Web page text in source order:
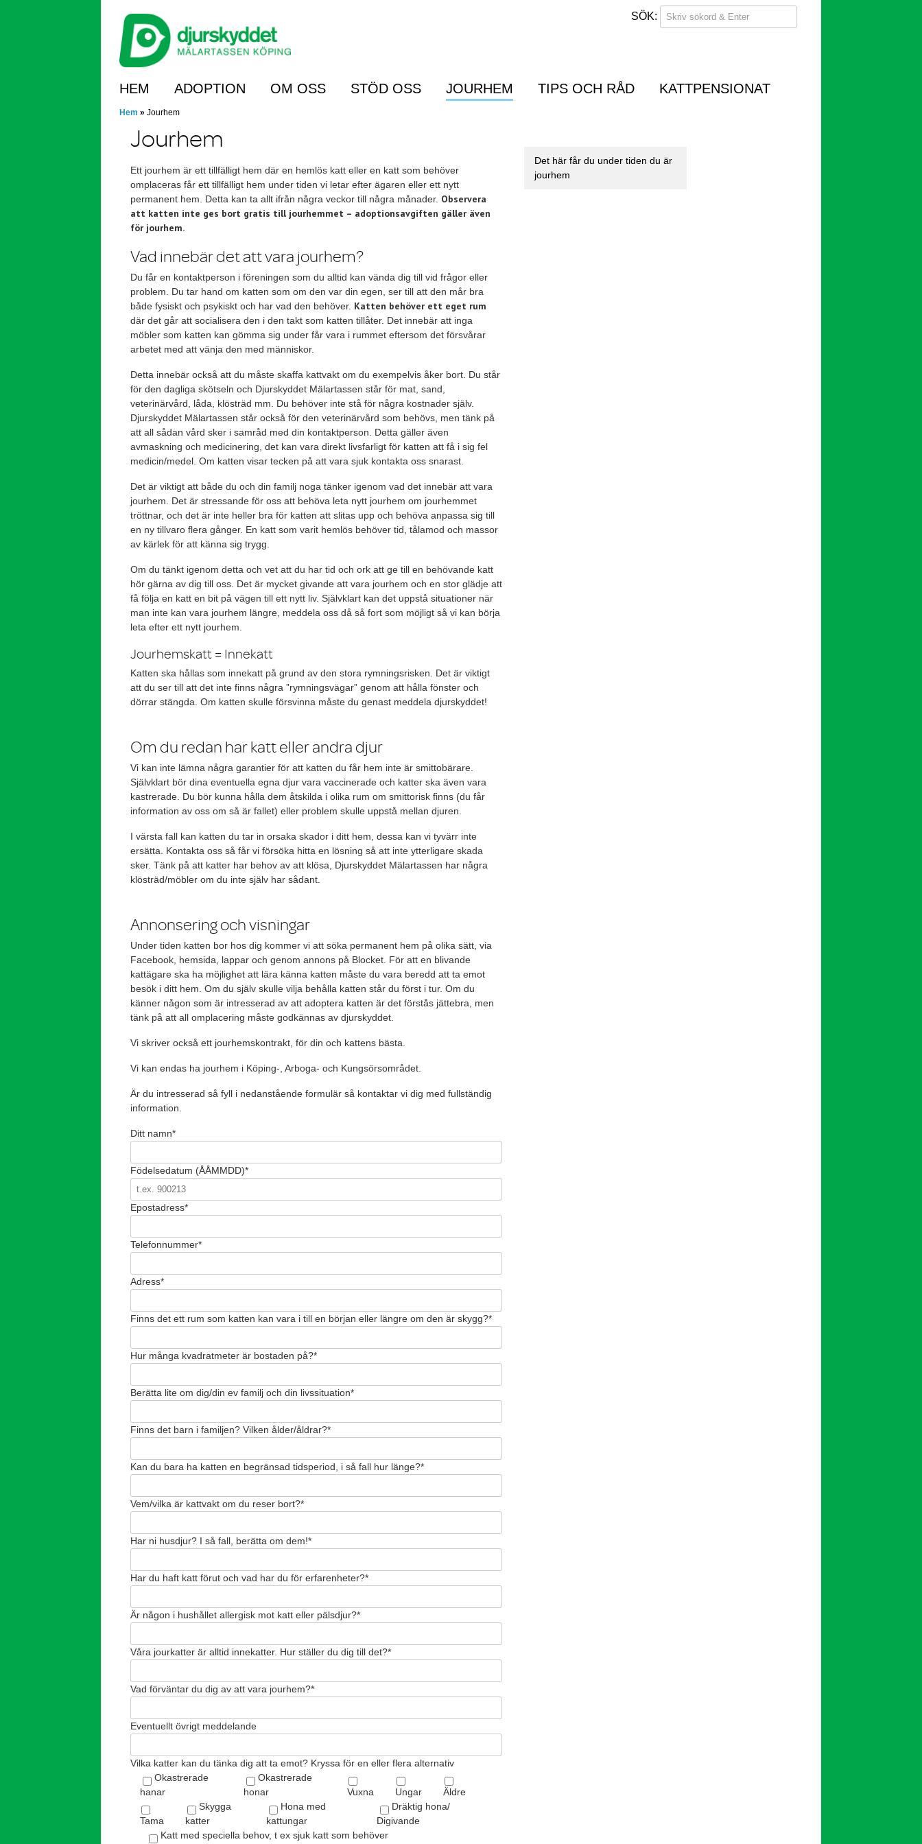
Menu
Skip to content
HEM ADOPTION OM OSS STÖD OSS JOURHEM TIPS OCH RÅD KATTPENSIONAT
Hem » Jourhem
Jourhem
Ett jourhem är ett tillfälligt hem där en hemlös katt eller en katt som behöver
omplaceras får ett tillfälligt hem under tiden vi letar efter ägaren eller ett nytt
permanent hem. Detta kan ta allt ifrån några veckor till några månader. Observera
att katten inte ges bort gratis till jourhemmet – adoptionsavgiften gäller även
för jourhem.
Vad innebär det att vara jourhem?
Du får en kontaktperson i föreningen som du alltid kan vända dig till vid frågor eller
problem. Du tar hand om katten som om den var din egen, ser till att den mår bra
både fysiskt och psykiskt och har vad den behöver. Katten behöver ett eget rum
där det går att socialisera den i den takt som katten tillåter. Det innebär att inga
möbler som katten kan gömma sig under får vara i rummet eftersom det försvårar
arbetet med att vänja den med människor.
Detta innebär också att du måste skaffa kattvakt om du exempelvis åker bort. Du står
för den dagliga skötseln och Djurskyddet Mälartassen står för mat, sand,
veterinärvård, låda, klösträd mm. Du behöver inte stå för några kostnader själv.
Djurskyddet Mälartassen står också för den veterinärvård som behövs, men tänk på
att all sådan vård sker i samråd med din kontaktperson. Detta gäller även
avmaskning och medicinering, det kan vara direkt livsfarligt för katten att få i sig fel
medicin/medel. Om katten visar tecken på att vara sjuk kontakta oss snarast.
Det är viktigt att både du och din familj noga tänker igenom vad det innebär att vara
jourhem. Det är stressande för oss att behöva leta nytt jourhem om jourhemmet
tröttnar, och det är inte heller bra för katten att slitas upp och behöva anpassa sig till
en ny tillvaro flera gånger. En katt som varit hemlös behöver tid, tålamod och massor
av kärlek för att känna sig trygg.
Om du tänkt igenom detta och vet att du har tid och ork att ge till en behövande katt
hör gärna av dig till oss. Det är mycket givande att vara jourhem och en stor glädje att
få följa en katt en bit på vägen till ett nytt liv. Självklart kan det uppstå situationer när
man inte kan vara jourhem längre, meddela oss då så fort som möjligt så vi kan börja
leta efter ett nytt jourhem.
Jourhemskatt = Innekatt
Katten ska hållas som innekatt på grund av den stora rymningsrisken. Det är viktigt
att du ser till att det inte finns några ”rymningsvägar” genom att hålla fönster och
dörrar stängda. Om katten skulle försvinna måste du genast meddela djurskyddet!
Om du redan har katt eller andra djur
Vi kan inte lämna några garantier för att katten du får hem inte är smittobärare.
Självklart bör dina eventuella egna djur vara vaccinerade och katter ska även vara
kastrerade. Du bör kunna hålla dem åtskilda i olika rum om smittorisk finns (du får
information av oss om så är fallet) eller problem skulle uppstå mellan djuren.
I värsta fall kan katten du tar in orsaka skador i ditt hem, dessa kan vi tyvärr inte
ersätta. Kontakta oss så får vi försöka hitta en lösning så att inte ytterligare skada
sker. Tänk på att katter har behov av att klösa, Djurskyddet Mälartassen har några
klösträd/möbler om du inte själv har sådant.
Annonsering och visningar
Under tiden katten bor hos dig kommer vi att söka permanent hem på olika sätt, via
Facebook, hemsida, lappar och genom annons på Blocket. För att en blivande
kattägare ska ha möjlighet att lära känna katten måste du vara beredd att ta emot
besök i ditt hem. Om du själv skulle vilja behålla katten står du först i tur. Om du
känner någon som är intresserad av att adoptera katten är det förstås jättebra, men
tänk på att all omplacering måste godkännas av djurskyddet.
Vi skriver också ett jourhemskontrakt, för din och kattens bästa.
Vi kan endas ha jourhem i Köping-, Arboga- och Kungsörsområdet.
Är du intresserad så fyll i nedanstående formulär så kontaktar vi dig med fullständig
information.
Ditt namn*
Födelsedatum (ÅÅMMDD)*
Epostadress*
Telefonnummer*
Adress*
Finns det ett rum som katten kan vara i till en början eller längre om den är skygg?*
Hur många kvadratmeter är bostaden på?*
Berätta lite om dig/din ev familj och din livssituation*
Finns det barn i familjen? Vilken ålder/åldrar?*
Kan du bara ha katten en begränsad tidsperiod, i så fall hur länge?*
Vem/vilka är kattvakt om du reser bort?*
Har ni husdjur? I så fall, berätta om dem!*
Har du haft katt förut och vad har du för erfarenheter?*
Är någon i hushållet allergisk mot katt eller pälsdjur?*
Våra jourkatter är alltid innekatter. Hur ställer du dig till det?*
Vad förväntar du dig av att vara jourhem?*
Eventuellt övrigt meddelande
Vilka katter kan du tänka dig att ta emot? Kryssa för en eller flera alternativ
Okastrerade
hanar
Okastrerade
honar
Vuxna Ungar Äldre
Tama
Skygga
katter
Hona med
kattungar
Dräktig hona/
Digivande
Katt med speciella behov, t ex sjuk katt som behöver
Det här får du under tiden du är
jourhem